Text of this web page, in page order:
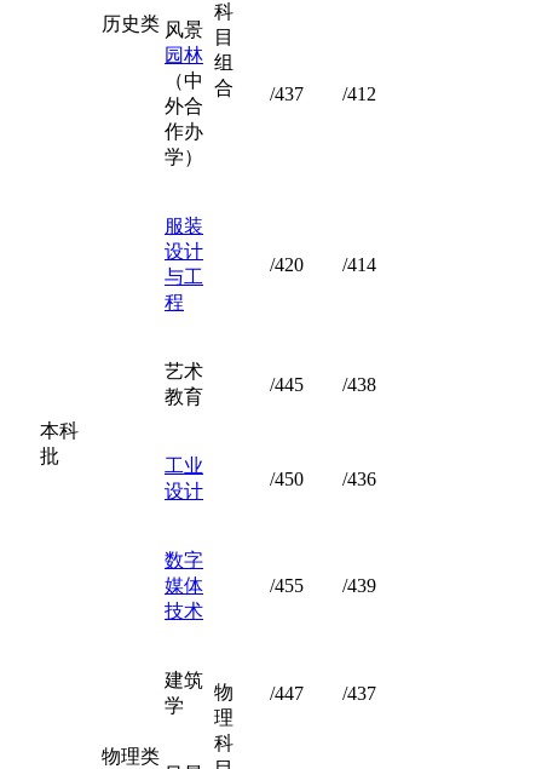
本科
批
历史类
科
目
组
合
风景
园林
（中
外合
作办
学）
/437 /412
服装
设计
与工
程
/420 /414
物理类
艺术
教育
物
理
科
/445 /438
工业
设计
/450 /436
数字
媒体
技术
/455 /439
建筑
学
/447 /437